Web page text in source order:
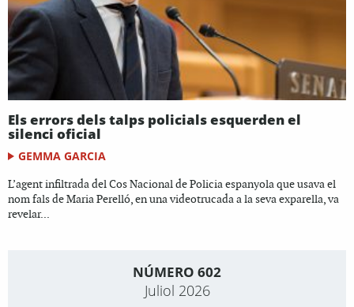
Els errors dels talps policials esquerden el
silenci oficial
GEMMA GARCIA
L’agent infiltrada del Cos Nacional de Policia espanyola que usava el
nom fals de Maria Perelló, en una videotrucada a la seva exparella, va
revelar...
NÚMERO 602
Juliol 2026